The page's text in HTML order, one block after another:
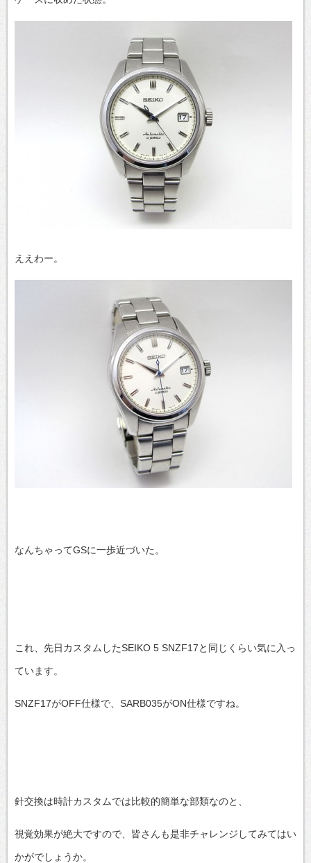
ええわー。
なんちゃってGSに一歩近づいた。
これ、先日カスタムしたSEIKO 5 SNZF17と同じくらい気に入っ
ています。
SNZF17がOFF仕様で、SARB035がON仕様ですね。
針交換は時計カスタムでは比較的簡単な部類なのと、
視覚効果が絶大ですので、皆さんも是非チャレンジしてみてはい
かがでしょうか。